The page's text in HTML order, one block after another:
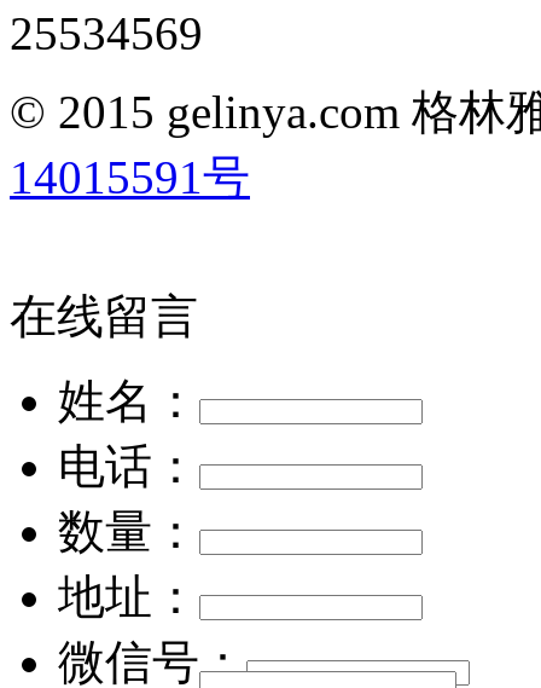
25534569
© 2015 gelinya.com 格
14015591号
在线留言
姓名：
电话：
数量：
地址：
微信号：